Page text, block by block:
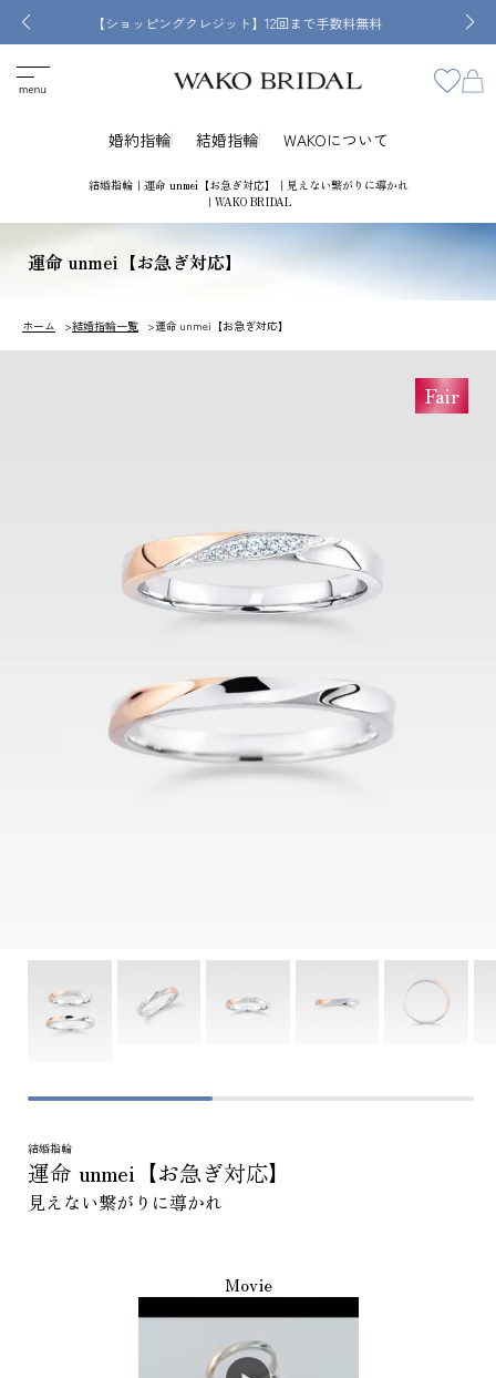
【ショッピングクレジット】12回まで手数料無料
婚約指輪 結婚指輪 WAKOについて
結婚指輪｜運命 unmei【お急ぎ対応】｜見えない繋がりに導かれ
｜WAKO BRIDAL
運命 unmei【お急ぎ対応】
ホーム 結婚指輪一覧 運命 unmei【お急ぎ対応】
Fair
結婚指輪
運命 unmei【お急ぎ対応】
見えない繋がりに導かれ
Movie